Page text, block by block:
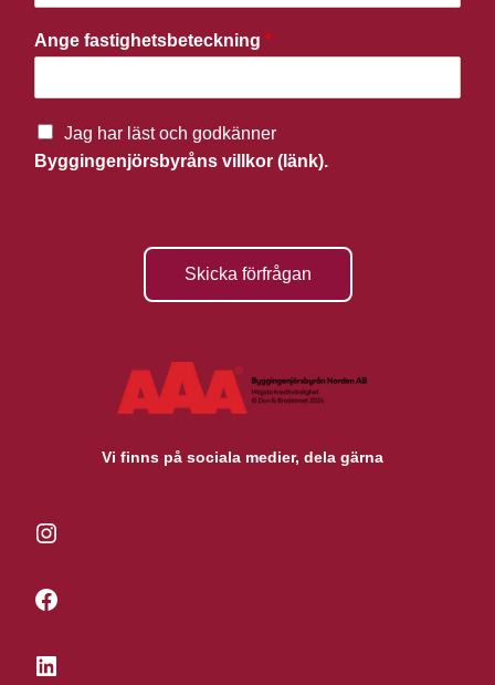
Ange fastighetsbeteckning *
Jag har läst och godkänner
Byggingenjörsbyråns villkor (länk).
Skicka förfrågan
Vi finns på sociala medier, dela gärna
Instagram
Facebook
LinkedIn